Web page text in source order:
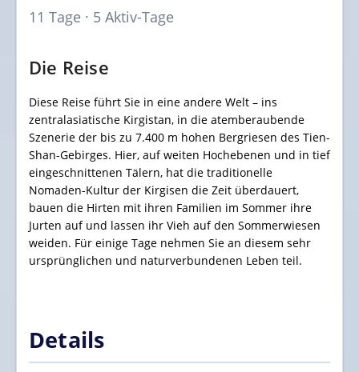
11 Tage · 5 Aktiv-Tage
Die Reise
Diese Reise führt Sie in eine andere Welt – ins
zentralasiatische Kirgistan, in die atemberaubende
Szenerie der bis zu 7.400 m hohen Bergriesen des Tien-
Shan-Gebirges. Hier, auf weiten Hochebenen und in tief
eingeschnittenen Tälern, hat die traditionelle
Nomaden-Kultur der Kirgisen die Zeit überdauert,
bauen die Hirten mit ihren Familien im Sommer ihre
Jurten auf und lassen ihr Vieh auf den Sommerwiesen
weiden. Für einige Tage nehmen Sie an diesem sehr
ursprünglichen und naturverbundenen Leben teil.
Details